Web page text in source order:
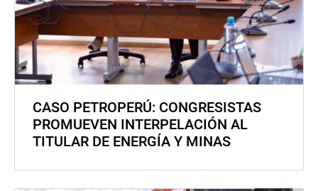
CASO PETROPERÚ: CONGRESISTAS
PROMUEVEN INTERPELACIÓN AL
TITULAR DE ENERGÍA Y MINAS